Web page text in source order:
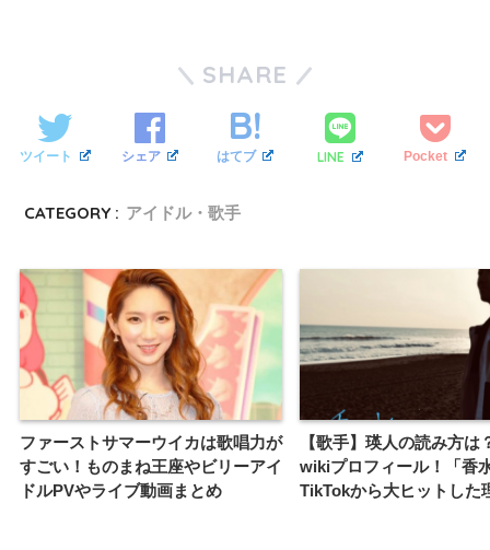
SHARE
ツイート シェア はてブ LINE Pocket
CATEGORY : アイドル・歌手
ファーストサマーウイカは歌唱力が
すごい！ものまね王座やビリーアイ
ドルPVやライブ動画まとめ
【歌手】瑛人の読み方は
wikiプロフィール！「香
TikTokから大ヒットした